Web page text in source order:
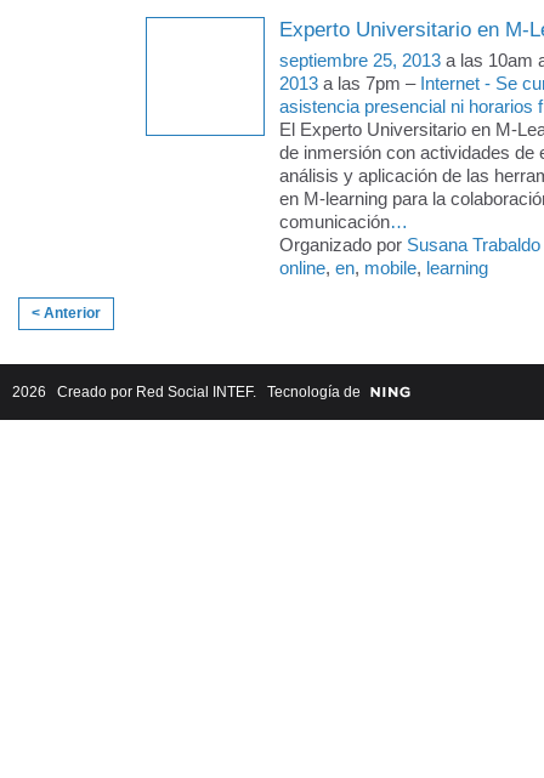
Experto Universitario en M-
septiembre 25, 2013 a las 10am
2013 a las 7pm – Internet - Se
asistencia presencial ni horarios
El Experto Universitario en M-
de inmersión con actividades de
análisis y aplicación de las
en M-learning para la
comunicación…
Organizado por Susana Trabaldo
online, en, mobile, learning
< Anterior
2026 Creado por Red Social INTEF. Tecnología de